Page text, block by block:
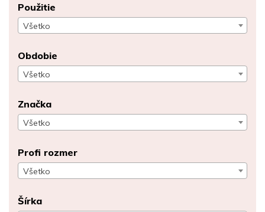
Použitie
Všetko
Obdobie
Všetko
Značka
Všetko
Profi rozmer
Všetko
Šírka